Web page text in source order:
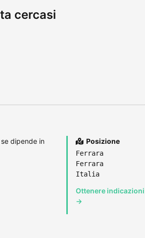
cercasi
dipende in
Posizione
Ferrara
Ferrara
Italia
Ottenere indicazioni
→